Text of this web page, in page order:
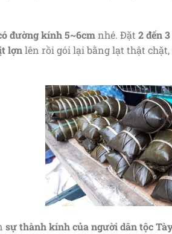
đường kính 5~6cmnhé. Đặt 2 đến
lợnlên rồi gói lại bằng lạt thật
sự thành kính của người dân tộc